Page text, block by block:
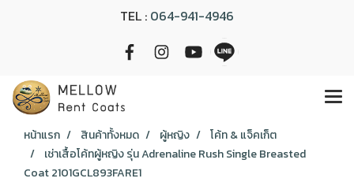
TEL : 064-941-4946
หน้าแรก สินค้าทั้งหมด ผู้หญิง
โค้ท & แจ็คเก็ต
เช่าเสื้อโค้ทผู้หญิง รุ่น Adrenaline Rush Single Breasted
Coat 2101GCL893FARE1